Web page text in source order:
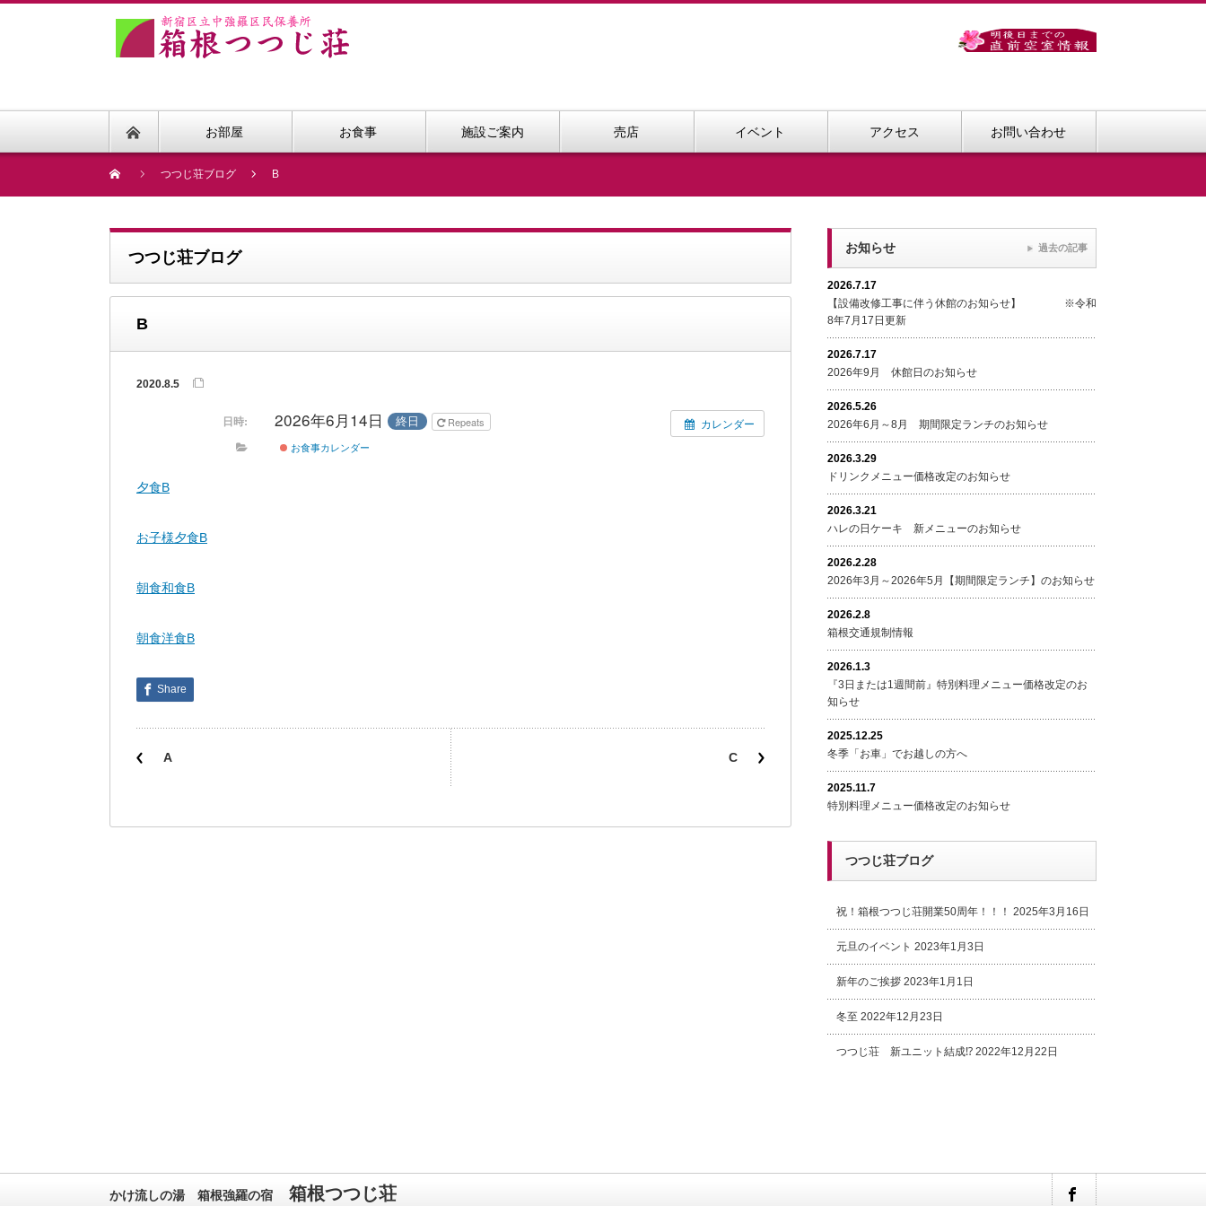
お部屋 お食事 施設ご案内 売店 イベント アクセス お問い合わせ
つつじ荘ブログ B
つつじ荘ブログ
B
2020.8.5
カレンダー
日時: 2026年6月14日 終日
Repeats
お食事カレンダー
夕食B
お子様夕食B
朝食和食B
朝食洋食B
Share
A C
お知らせ
2026.7.17
【設備改修工事に伴う休館のお知らせ】 ※令和
8年7月17日更新
2026.7.17
2026年9月 休館日のお知らせ
2026.5.26
2026年6月～8月 期間限定ランチのお知らせ
2026.3.29
ドリンクメニュー価格改定のお知らせ
2026.3.21
ハレの日ケーキ 新メニューのお知らせ
2026.2.28
2026年3月～2026年5月【期間限定ランチ】のお知らせ
2026.2.8
箱根交通規制情報
2026.1.3
『3日または1週間前』特別料理メニュー価格改定のお
知らせ
2025.12.25
冬季「お車」でお越しの方へ
2025.11.7
特別料理メニュー価格改定のお知らせ
過去の記事
つつじ荘ブログ
祝！箱根つつじ荘開業50周年！！！ 2025年3月16日
元旦のイベント 2023年1月3日
新年のご挨拶 2023年1月1日
冬至 2022年12月23日
つつじ荘 新ユニット結成⁉ 2022年12月22日
かけ流しの湯 箱根強羅の宿 箱根つつじ荘